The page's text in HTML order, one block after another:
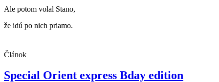
Ale potom volal Stano,
že idú po nich priamo.
Článok
Special Orient express Bday edition